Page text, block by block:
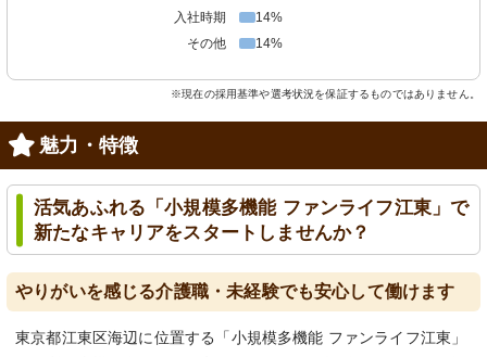
入社時期
14%
その他
14%
※現在の採用基準や選考状況を保証するものではありません。
魅力・特徴
活気あふれる「小規模多機能 ファンライフ江東」で
新たなキャリアをスタートしませんか？
やりがいを感じる介護職・未経験でも安心して働けます
東京都江東区海辺に位置する「小規模多機能 ファンライフ江東」